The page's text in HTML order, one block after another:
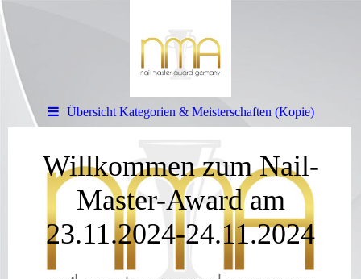
Übersicht Kategorien & Meisterschaften (Kopie)
Willkommen zum Nail-
Master-Award am
23.11.2024-24.11.2024